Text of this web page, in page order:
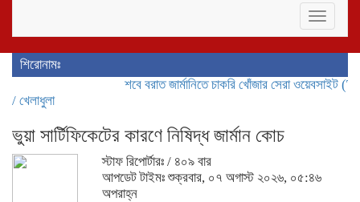
Toggle
শিরোনামঃ
শবে বরাত জার্মানিতে চাকরি খোঁজার সেরা ওয়েবসাইট (Top
/ খেলাধুলা
ভুয়া সার্টিফিকেটের কারণে নিষিদ্ধ জার্মান কোচ
স্টাফ রিপোর্টারঃ / ৪০৯ বার
আপডেট টাইমঃ শুক্রবার, ০৭ অগাস্ট ২০২৬, ০৫:৪৬
অপরাহ্ন